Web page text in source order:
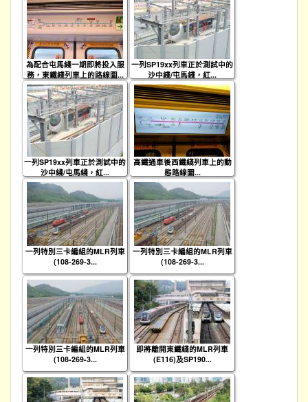
為配合屯馬綫一期即將投入服
務，東鐵綫列車上的路線圖...
一列SP19xx列車正於測試中的
沙中綫/屯馬綫，紅...
一列SP19xx列車正於測試中的
沙中綫/屯馬綫，紅...
高鐵通車後西鐵綫列車上的動
態路線圖...
一列特別三卡編組的MLR列車
(108-269-3...
一列特別三卡編組的MLR列車
(108-269-3...
一列特別三卡編組的MLR列車
(108-269-3...
即將離開東鐵綫的MLR列車
(E116)及SP190...